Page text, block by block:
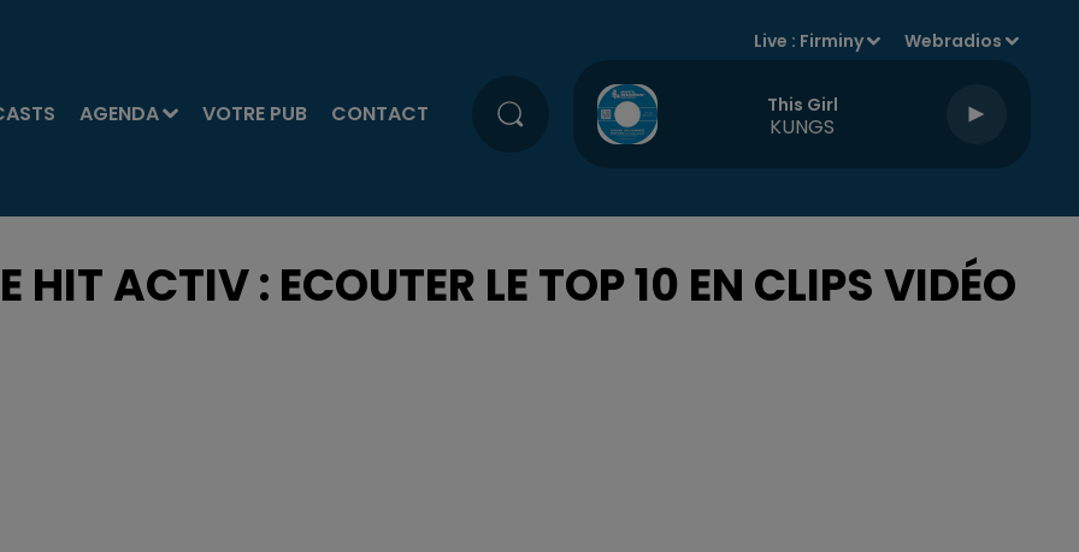
AGENDA VOTRE PUB CONTACT
Live : Firminy Webradios
This Girl
KUNGS
HIT ACTIV : ECOUTER LE TOP 10 EN CLIPS VIDÉO